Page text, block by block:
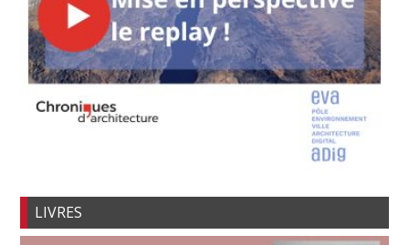
LIVRES